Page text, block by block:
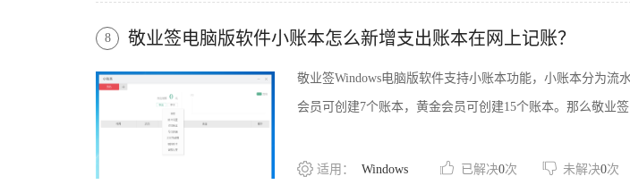
8 敬业签电脑版软件小账本怎么新增支出账本在网上记账？
敬业签Windows电脑版软件支持小账本功能，小账本分为
会员可创建7个账本，黄金会员可创建15个账本。那么敬业
适用： Windows 已解决0次 未解决0次